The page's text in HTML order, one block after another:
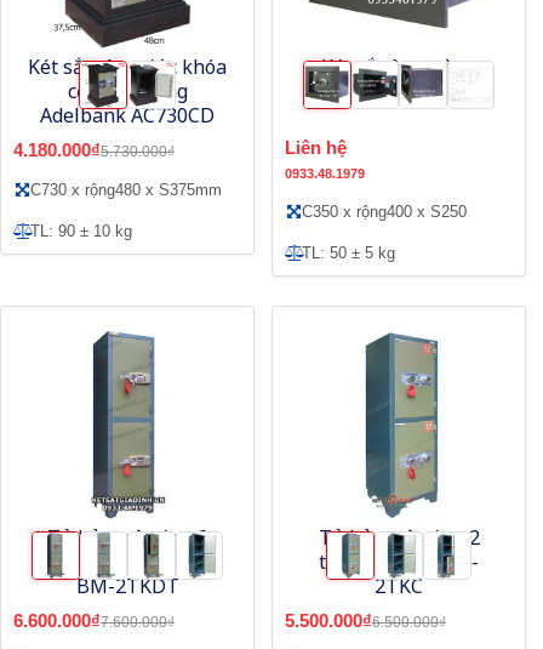
Két sắt công đức khóa
cơ phổ thông
Adelbank AC730CD
4.180.000₫5.730.000₫
C730 x rộng480 x S375mm
TL: 90 ± 10 kg
Két sắt âm tường
KAT400
Liên hệ
0933.48.1979
C350 x rộng400 x S250
TL: 50 ± 5 kg
Tủ bảo mật đơn 2
tầng khóa điện tử
BM-2TKDT
6.600.000₫7.600.000₫
Tủ bảo mật đơn 2
tầng khóa cơ BM-
2TKC
5.500.000₫6.500.000₫